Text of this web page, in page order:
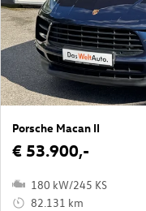
Porsche Macan II
€ 53.900,-
180 kW/245 KS
82.131 km